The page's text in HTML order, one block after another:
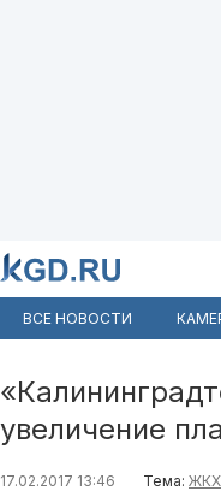
ВСЕ НОВОСТИ
увеличение
17.02.2017 13:46 Тема: ЖКХ